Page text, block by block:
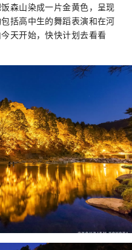
森山染成一片金黄色，呈现
括高中生的舞蹈表演和在河
天开始，快快计划去看看